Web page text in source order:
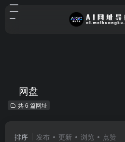
网盘
共 6 篇网址
排序 发布 更新 浏览 点赞